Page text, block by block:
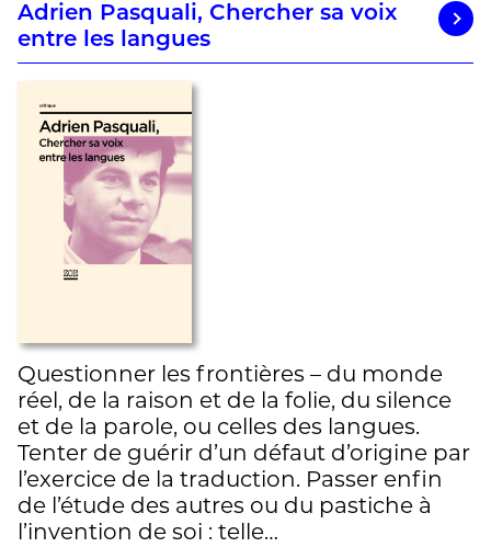
Adrien Pasquali, Chercher sa voix
entre les langues
Questionner les frontières – du monde
réel, de la raison et de la folie, du silence
et de la parole, ou celles des langues.
Tenter de guérir d’un défaut d’origine par
l’exercice de la traduction. Passer enfin
de l’étude des autres ou du pastiche à
l’invention de soi : telle…